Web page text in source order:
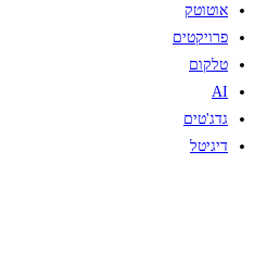
אוטוטק
פרויקטים
טלקום
AI
גדג'טים
דיגיטל